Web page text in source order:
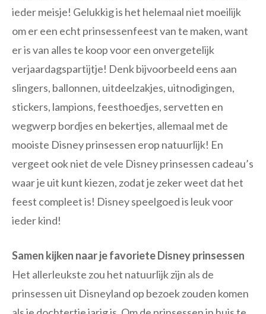
ieder meisje! Gelukkig is het helemaal niet moeilijk
om er een echt prinsessenfeest van te maken, want
er is van alles te koop voor een onvergetelijk
verjaardagspartijtje! Denk bijvoorbeeld eens aan
slingers, ballonnen, uitdeelzakjes, uitnodigingen,
stickers, lampions, feesthoedjes, servetten en
wegwerp bordjes en bekertjes, allemaal met de
mooiste Disney prinsessen erop natuurlijk! En
vergeet ook niet de vele Disney prinsessen cadeau’s
waar je uit kunt kiezen, zodat je zeker weet dat het
feest compleet is! Disney speelgoed is leuk voor
ieder kind!
Samen kijken naar je favoriete Disney prinsessen
Het allerleukste zou het natuurlijk zijn als de
prinsessen uit Disneyland op bezoek zouden komen